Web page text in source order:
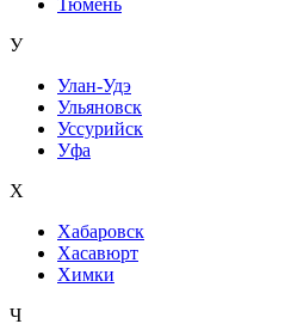
У
Улан-Удэ
Ульяновск
Уссурийск
Уфа
Х
Хабаровск
Хасавюрт
Химки
Ч